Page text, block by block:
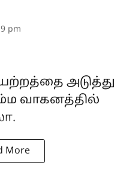
pm
அடுத்து
வாகனத்தில்
More